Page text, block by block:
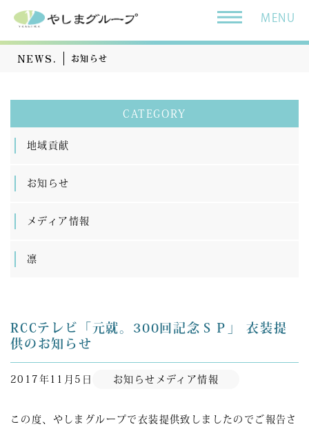
MENU
NEWS. お知らせ
CATEGORY
地域貢献
お知らせ
メディア情報
凛
RCCテレビ「元就。300回記念ＳＰ」 衣装提
供のお知らせ
2017年11月5日 お知らせ メディア情報
この度、やしまグループで衣装提供致しましたのでご報告さ